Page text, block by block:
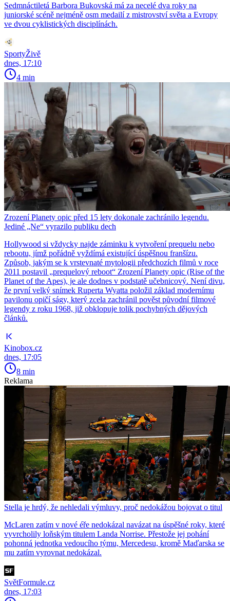
Sedmnáctiletá Barbora Bukovská má za necelé dva roky na
juniorské scéně nejméně osm medailí z mistrovství světa a Evropy
ve dvou cyklistických disciplínách.
SportyŽivě
dnes, 17:10
4 min
Zrození Planety opic před 15 lety dokonale zachránilo legendu.
Jediné „Ne“ vyrazilo publiku dech
Hollywood si vždycky najde záminku k vytvoření prequelu nebo
rebootu, jímž pořádně vyždímá existující úspěšnou franšízu.
Způsob, jakým se k vrstevnaté mytologii předchozích filmů v roce
2011 postavil „prequelový reboot“ Zrození Planety opic (Rise of the
Planet of the Apes), je ale dodnes v podstatě učebnicový. Není divu,
že první velký snímek Ruperta Wyatta položil základ modernímu
pavilonu opičí ságy, který zcela zachránil pověst původní filmové
legendy z roku 1968, již obklopuje tolik pochybných dějových
článků.
Kinobox.cz
dnes, 17:05
8 min
Reklama
Stella je hrdý, že nehledali výmluvy, proč nedokážou bojovat o titul
McLaren zatím v nové éře nedokázal navázat na úspěšné roky, které
vyvrcholily loňským titulem Landa Norrise. Přestože jej pohání
pohonná jednotka vedoucího týmu, Mercedesu, kromě Maďarska se
mu zatím vyrovnat nedokázal.
SvětFormule.cz
dnes, 17:03